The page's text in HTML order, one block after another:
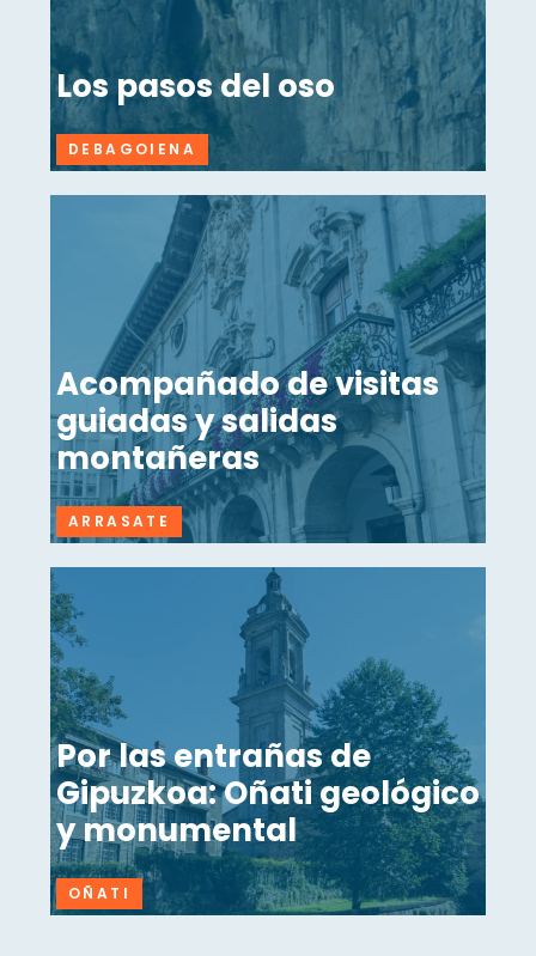
Los pasos del oso
DEBAGOIENA
Acompañado de visitas
guiadas y salidas
montañeras
ARRASATE
Por las entrañas de
Gipuzkoa: Oñati geológico
y monumental
OÑATI